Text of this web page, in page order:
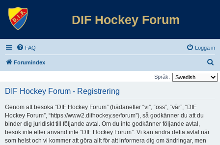
DIF Hockey Forum
FAQ Logga in
Forumindex
ö
Språk:
DIF Hockey Forum - Registrering
Genom att besöka “DIF Hockey Forum” (hädanefter “vi”, “oss”, “vår”, “DIF
Hockey Forum”, “https://www2.difhockey.se/forum”), så godkänner du att du
binder dig juridiskt till följande avtal. Om du inte godkänner följande avtal,
besök inte eller använd inte “DIF Hockey Forum”. Vi kan ändra detta avtal när
som helst och vi kommer att göra allt för att informera dig om ändringar, men